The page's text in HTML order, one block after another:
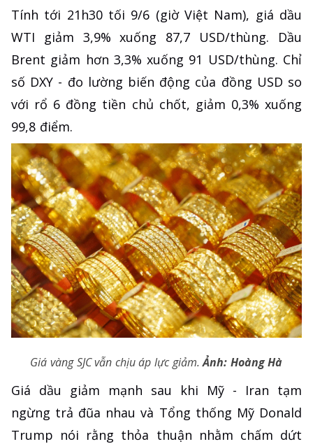
Tính tới 21h30 tối 9/6 (giờ Việt Nam), giá dầu
WTI giảm 3,9% xuống 87,7 USD/thùng. Dầu
Brent giảm hơn 3,3% xuống 91 USD/thùng. Chỉ
số DXY - đo lường biến động của đồng USD so
với rổ 6 đồng tiền chủ chốt, giảm 0,3% xuống
99,8 điểm.
Giá vàng SJC vẫn chịu áp lực giảm.Ảnh: Hoàng Hà
Giá dầu giảm mạnh sau khi Mỹ - Iran tạm
ngừng trả đũa nhau và Tổng thống Mỹ Donald
Trump nói rằng thỏa thuận nhằm chấm dứt